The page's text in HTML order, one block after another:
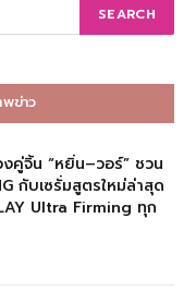
พข่าว
งคู่จิ้น “หยิ่น–วอร์” ชวน
กับเซรั่มสูตรใหม่ล่าสุด
Ultra Firming ทุก